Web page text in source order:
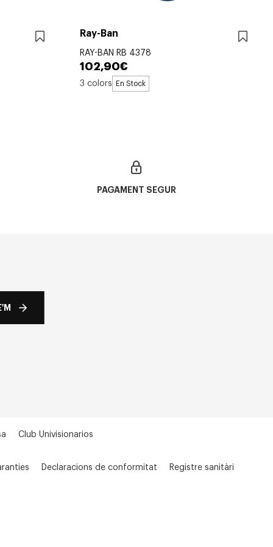
Ray-Ban
RAY-BAN RB 4378
102,90€
3 colors En Stock
PAGAMENT SEGUR
Club Univisionarios
Declaracions de conformitat Registre sanitàri